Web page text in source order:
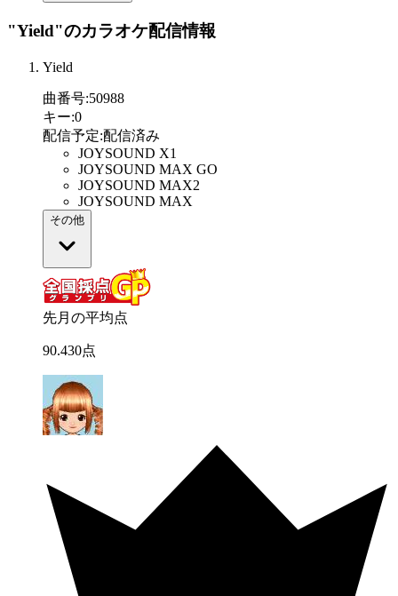
"Yield"のカラオケ配信情報
Yield
曲番号:50988
キー:0
配信予定:配信済み
JOYSOUND X1
JOYSOUND MAX GO
JOYSOUND MAX2
JOYSOUND MAX
その他
先月の平均点
90.430点